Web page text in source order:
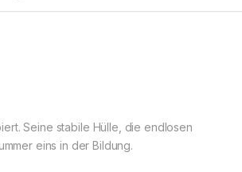
Seine stabile Hülle, die endlosen
eins in der Bildung.